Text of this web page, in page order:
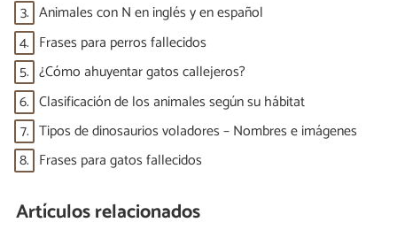
3. Animales con N en inglés y en español
4. Frases para perros fallecidos
5. ¿Cómo ahuyentar gatos callejeros?
6. Clasificación de los animales según su hábitat
7. Tipos de dinosaurios voladores – Nombres e imágenes
8. Frases para gatos fallecidos
Artículos relacionados